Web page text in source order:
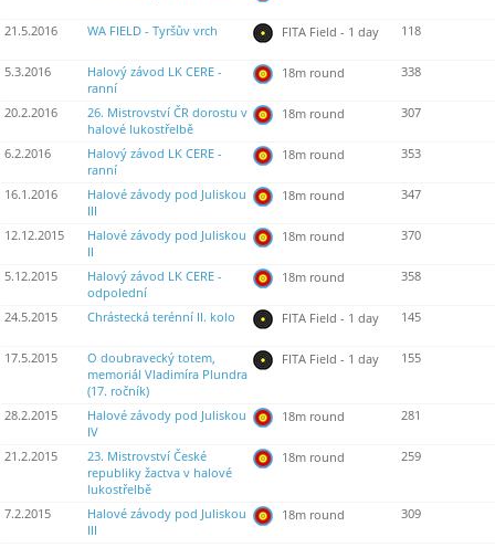
21.5.2016 WA FIELD - Tyršův vrch FITA Field - 1 day 118
5.3.2016
Halový závod LK CERE -
ranní
18m round 338
20.2.2016
26. Mistrovství ČR dorostu v
halové lukostřelbě
18m round 307
6.2.2016
Halový závod LK CERE -
ranní
18m round 353
16.1.2016
Halové závody pod Juliskou
III
18m round 347
12.12.2015
Halové závody pod Juliskou
II
18m round 370
5.12.2015
Halový závod LK CERE -
odpolední
18m round 358
24.5.2015 Chrástecká terénní II. kolo FITA Field - 1 day 145
17.5.2015
O doubravecký totem,
memoriál Vladimíra Plundra
(17. ročník)
FITA Field - 1 day 155
28.2.2015
Halové závody pod Juliskou
IV
18m round 281
21.2.2015
23. Mistrovství České
republiky žactva v halové
lukostřelbě
18m round 259
7.2.2015
Halové závody pod Juliskou
III
18m round 309